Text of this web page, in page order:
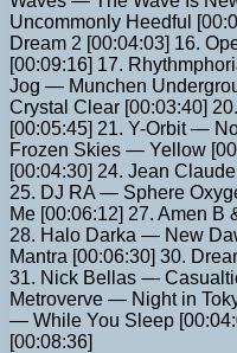
Uncommonly Heedful
Dream 2 [00:04:03] 16.
[00:09:16] 17.
Jog — Munchen
Crystal Clear [00:03:40]
[00:05:45] 21. Y-Orbit —
Frozen Skies — Yellow
[00:04:30] 24. Jean
25. DJ RA — Sphere
Me [00:06:12] 27. Amen
28. Halo Darka — New
Mantra [00:06:30] 30.
31. Nick Bellas —
Metroverve — Night in
— While You Sleep
[00:08:36]